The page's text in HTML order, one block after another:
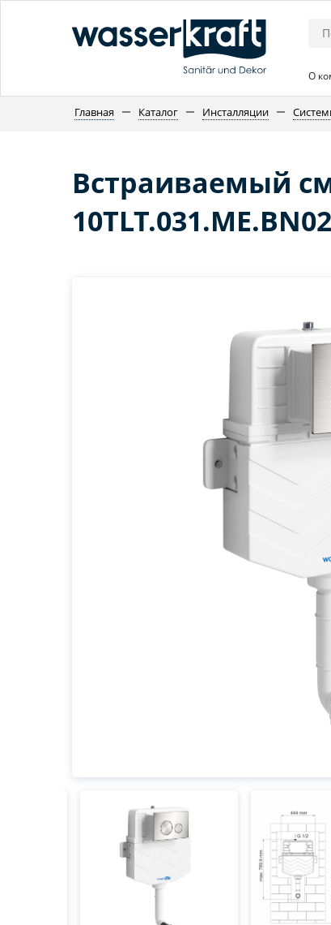
О
Главная Каталог Инсталляции
Встраиваемый
10TLT.031.ME.BN02